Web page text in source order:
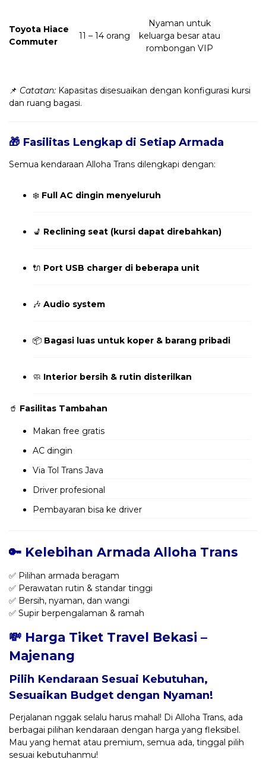
Toyota Hiace
Commuter
11 – 14 orang
Nyaman untuk
keluarga besar atau
rombongan VIP
📌 Catatan: Kapasitas disesuaikan dengan konfigurasi kursi
dan ruang bagasi.
🎁 Fasilitas Lengkap di Setiap Armada
Semua kendaraan Alloha Trans dilengkapi dengan:
❄️ Full AC dingin menyeluruh
💺 Reclining seat (kursi dapat direbahkan)
🔌 Port USB charger di beberapa unit
🎶 Audio system
📦 Bagasi luas untuk koper & barang pribadi
🧼 Interior bersih & rutin disterilkan
🥤 Fasilitas Tambahan
Makan free gratis
AC dingin
Via Tol Trans Java
Driver profesional
Pembayaran bisa ke driver
🔑 Kelebihan Armada Alloha Trans
✅ Pilihan armada beragam
✅ Perawatan rutin & standar tinggi
✅ Bersih, nyaman, dan wangi
✅ Supir berpengalaman & ramah
💸 Harga Tiket Travel Bekasi –
Majenang
Pilih Kendaraan Sesuai Kebutuhan,
Sesuaikan Budget dengan Nyaman!
Perjalanan nggak selalu harus mahal! Di Alloha Trans, ada
berbagai pilihan kendaraan dengan harga yang fleksibel.
Mau yang hemat atau premium, semua ada, tinggal pilih
sesuai kebutuhanmu!